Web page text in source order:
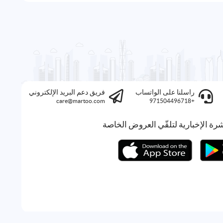
راسلنا على الواتساب
+971504496718
فريق دعم البريد الإلكتروني
care@martoo.com
الإخبارية لتلقّي العروض الخاصة